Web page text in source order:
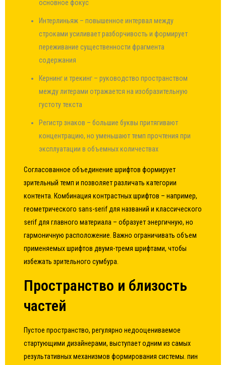
основное фокус
Интерлиньяж – повышенное интервал между
строками усиливает разборчивость и формирует
переживание существенности фрагмента
содержания
Кернинг и трекинг – руководство пространством
между литерами отражается на изобразительную
густоту текста
Регистр знаков – большие буквы притягивают
концентрацию, но уменьшают темп прочтения при
эксплуатации в объемных количествах
Согласованное объединение шрифтов формирует
зрительный темп и позволяет различать категории
контента. Комбинация контрастных шрифтов – например,
геометрического sans-serif для названий и классического
serif для главного материала – образует энергичную, но
гармоничную расположение. Важно ограничивать объем
применяемых шрифтов двумя-тремя шрифтами, чтобы
избежать зрительного сумбура.
Пространство и близость
частей
Пустое пространство, регулярно недооцениваемое
стартующими дизайнерами, выступает одним из самых
результативных механизмов формирования системы. пин